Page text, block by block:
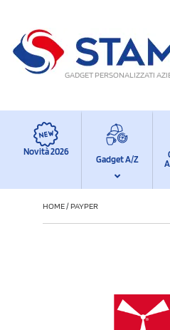
GADGET PERSONALIZZATI
Novità 2026
Gadget A/Z
HOME/PAYPER